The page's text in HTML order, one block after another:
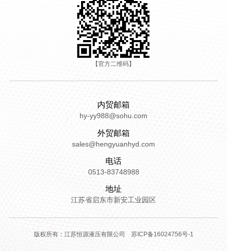
【官方二维码】
内贸邮箱
hy-yy988@sohu.com
外贸邮箱
sales@hengyuanhyd.com
电话
0513-83748988
地址
江苏省启东市新安工业园区
版权所有：江苏恒源液压有限公司 苏ICP备16024756号-1